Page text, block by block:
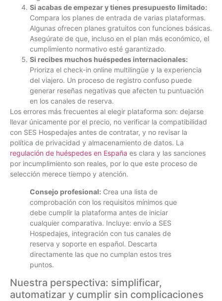
Si acabas de empezar y tienes presupuesto limitado:
Compara los planes de entrada de varias plataformas.
Algunas ofrecen planes gratuitos con funciones básicas.
Asegúrate de que, incluso en el plan más económico, el
cumplimiento normativo esté garantizado.
Si recibes muchos huéspedes internacionales:
Prioriza el check-in online multilingüe y la experiencia
del viajero. Un proceso de registro confuso puede
generar reseñas negativas que afecten tu puntuación
en los canales de reserva.
Los errores más frecuentes al elegir plataforma son: dejarse
llevar únicamente por el precio, no verificar la compatibilidad
con SES Hospedajes antes de contratar, y no revisar la
política de privacidad y almacenamiento de datos. La
regulación de huéspedes en España es clara y las sanciones
por incumplimiento son reales, por lo que este proceso de
selección merece tiempo y atención.
Consejo profesional: Crea una lista de
comprobación con los requisitos mínimos que
debe cumplir la plataforma antes de iniciar
cualquier comparativa. Incluye: envío a SES
Hospedajes, integración con tus canales de
reserva y soporte en español. Descarta
directamente las que no cumplan estos tres
puntos.
Nuestra perspectiva: simplificar,
automatizar y cumplir sin complicaciones